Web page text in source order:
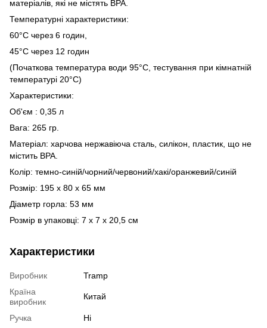
матеріалів, які не містять BPA.
Температурні характеристики:
60°С через 6 годин,
45°С через 12 годин
(Початкова температура води 95°C, тестування при кімнатній
температурі 20°C)
Характеристики:
Об'єм : 0,35 л
Вага: 265 гр.
Матеріал: харчова нержавіюча сталь, силікон, пластик, що не
містить BPA.
Колір: темно-синій/чорний/червоний/хакі/оранжевий/синій
Розмір: 195 х 80 х 65 мм
Діаметр горла: 53 мм
Розмір в упаковці: 7 х 7 х 20,5 см
Характеристики
Виробник
Tramp
Країна
виробник
Китай
Ручка
Ні